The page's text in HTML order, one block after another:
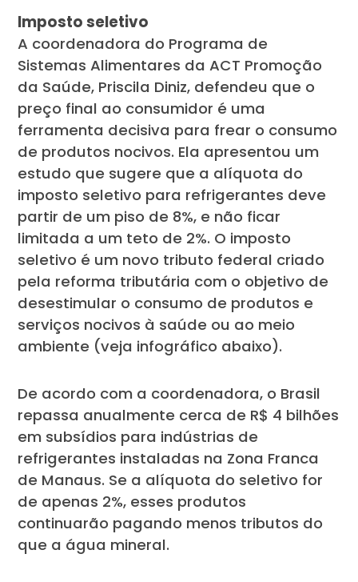
Imposto seletivo
A coordenadora do Programa de
Sistemas Alimentares da ACT Promoção
da Saúde, Priscila Diniz, defendeu que o
preço final ao consumidor é uma
ferramenta decisiva para frear o consumo
de produtos nocivos. Ela apresentou um
estudo que sugere que a alíquota do
imposto seletivo para refrigerantes deve
partir de um piso de 8%, e não ficar
limitada a um teto de 2%. O imposto
seletivo é um novo tributo federal criado
pela reforma tributária com o objetivo de
desestimular o consumo de produtos e
serviços nocivos à saúde ou ao meio
ambiente (veja infográfico abaixo).
De acordo com a coordenadora, o Brasil
repassa anualmente cerca de R$ 4 bilhões
em subsídios para indústrias de
refrigerantes instaladas na Zona Franca
de Manaus. Se a alíquota do seletivo for
de apenas 2%, esses produtos
continuarão pagando menos tributos do
que a água mineral.